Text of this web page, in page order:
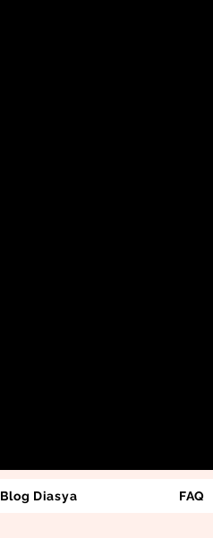
Blog Diasya FAQ